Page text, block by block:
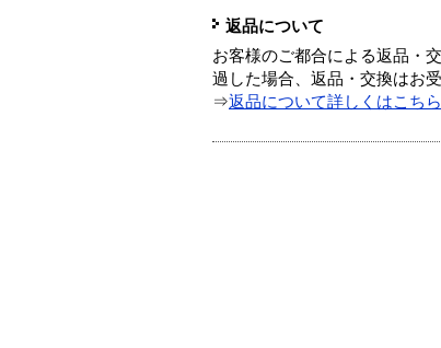
返品について
お客様のご都合による返品・
過した場合、返品・交換はお
⇒返品について詳しくはこちら